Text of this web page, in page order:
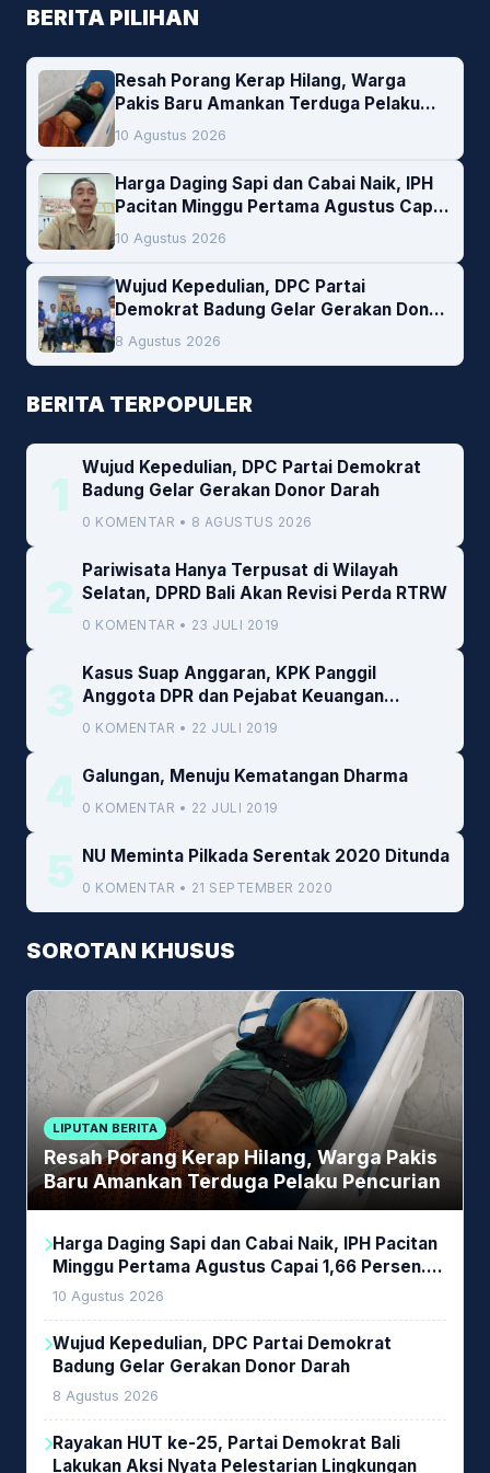
BERITA PILIHAN
Resah Porang Kerap Hilang, Warga
Pakis Baru Amankan Terduga Pelaku
Pencurian
10 Agustus 2026
Harga Daging Sapi dan Cabai Naik, IPH
Pacitan Minggu Pertama Agustus Capai
1,66 Persen. Ini Penjelasan Kabag Ayub
10 Agustus 2026
Wujud Kepedulian, DPC Partai
Demokrat Badung Gelar Gerakan Donor
Darah
8 Agustus 2026
BERITA TERPOPULER
1
Wujud Kepedulian, DPC Partai Demokrat
Badung Gelar Gerakan Donor Darah
0 KOMENTAR • 8 AGUSTUS 2026
2
Pariwisata Hanya Terpusat di Wilayah
Selatan, DPRD Bali Akan Revisi Perda RTRW
0 KOMENTAR • 23 JULI 2019
3
Kasus Suap Anggaran, KPK Panggil
Anggota DPR dan Pejabat Keuangan
Kemenkeu
0 KOMENTAR • 22 JULI 2019
4 Galungan, Menuju Kematangan Dharma
0 KOMENTAR • 22 JULI 2019
5 NU Meminta Pilkada Serentak 2020 Ditunda
0 KOMENTAR • 21 SEPTEMBER 2020
SOROTAN KHUSUS
LIPUTAN BERITA
Resah Porang Kerap Hilang, Warga Pakis
Baru Amankan Terduga Pelaku Pencurian
Harga Daging Sapi dan Cabai Naik, IPH Pacitan
Minggu Pertama Agustus Capai 1,66 Persen.
Ini Penjelasan Kabag Ayub
10 Agustus 2026
Wujud Kepedulian, DPC Partai Demokrat
Badung Gelar Gerakan Donor Darah
8 Agustus 2026
Rayakan HUT ke-25, Partai Demokrat Bali
Lakukan Aksi Nyata Pelestarian Lingkungan